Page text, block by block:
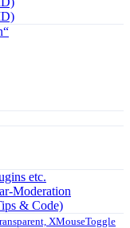
etc.
Moderation
& Code)
XMouseToggle